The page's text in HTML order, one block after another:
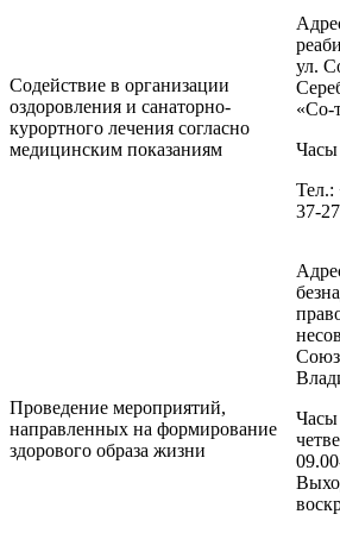
Содействие в организации
оздоровления и санаторно-
курортного лечения согласно
медицинским показаниям
ул.
«Со-
Часы
Тел.:
37-27
Проведение мероприятий,
направленных на формирование
здорового образа жизни
Часы